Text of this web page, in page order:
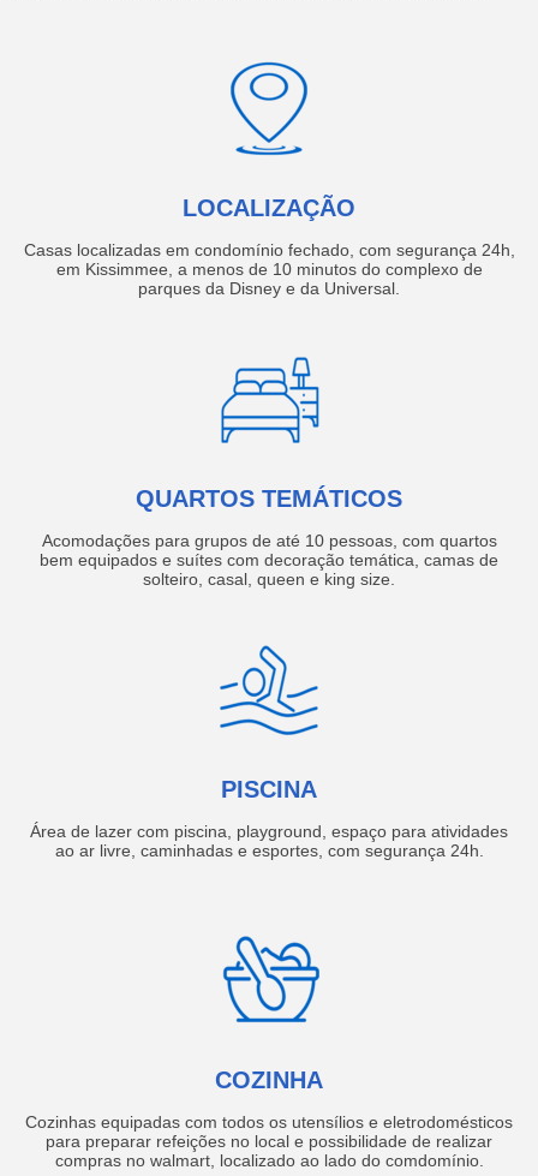
LOCALIZAÇÃO
Casas localizadas em condomínio fechado, com segurança 24h,
em Kissimmee, a menos de 10 minutos do complexo de
parques da Disney e da Universal.
QUARTOS TEMÁTICOS
Acomodações para grupos de até 10 pessoas, com quartos
bem equipados e suítes com decoração temática, camas de
solteiro, casal, queen e king size.
PISCINA
Área de lazer com piscina, playground, espaço para atividades
ao ar livre, caminhadas e esportes, com segurança 24h.
COZINHA
Cozinhas equipadas com todos os utensílios e eletrodomésticos
para preparar refeições no local e possibilidade de realizar
compras no walmart, localizado ao lado do comdomínio.